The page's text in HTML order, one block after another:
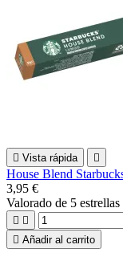
 Vista rápida 
House Blend
3,95 €
Valorado de 5 estrellas
 
 Añadir al carrito